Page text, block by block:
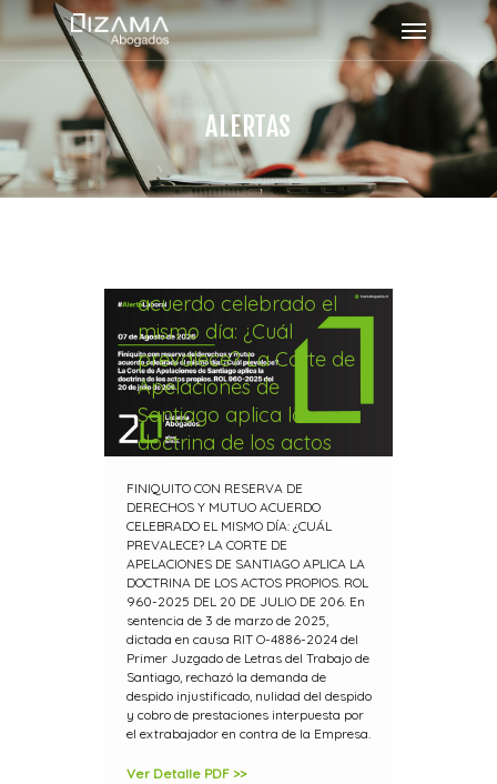
ALERTAS
acuerdo celebrado el
mismo día: ¿Cuál
prevalece? La Corte de
Apelaciones de
Santiago aplica la
doctrina de los actos
del 20 de julio de 206
FINIQUITO CON RESERVA DE
DERECHOS Y MUTUO ACUERDO
CELEBRADO EL MISMO DÍA: ¿CUÁL
PREVALECE? LA CORTE DE
APELACIONES DE SANTIAGO APLICA LA
DOCTRINA DE LOS ACTOS PROPIOS. ROL
960-2025 DEL 20 DE JULIO DE 206. En
sentencia de 3 de marzo de 2025,
dictada en causa RIT O-4886-2024 del
Primer Juzgado de Letras del Trabajo de
Santiago, rechazó la demanda de
despido injustificado, nulidad del despido
y cobro de prestaciones interpuesta por
el extrabajador en contra de la Empresa.
Ver Detalle PDF >>